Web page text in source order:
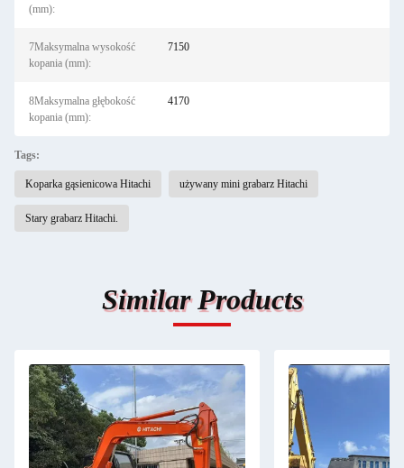
(mm):
7Maksymalna wysokość
kopania (mm):
7150
8Maksymalna głębokość
kopania (mm):
4170
Tags:
Koparka gąsienicowa Hitachi używany mini grabarz Hitachi
Stary grabarz Hitachi.
Similar Products